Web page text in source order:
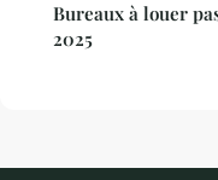
Bureaux à louer
2025